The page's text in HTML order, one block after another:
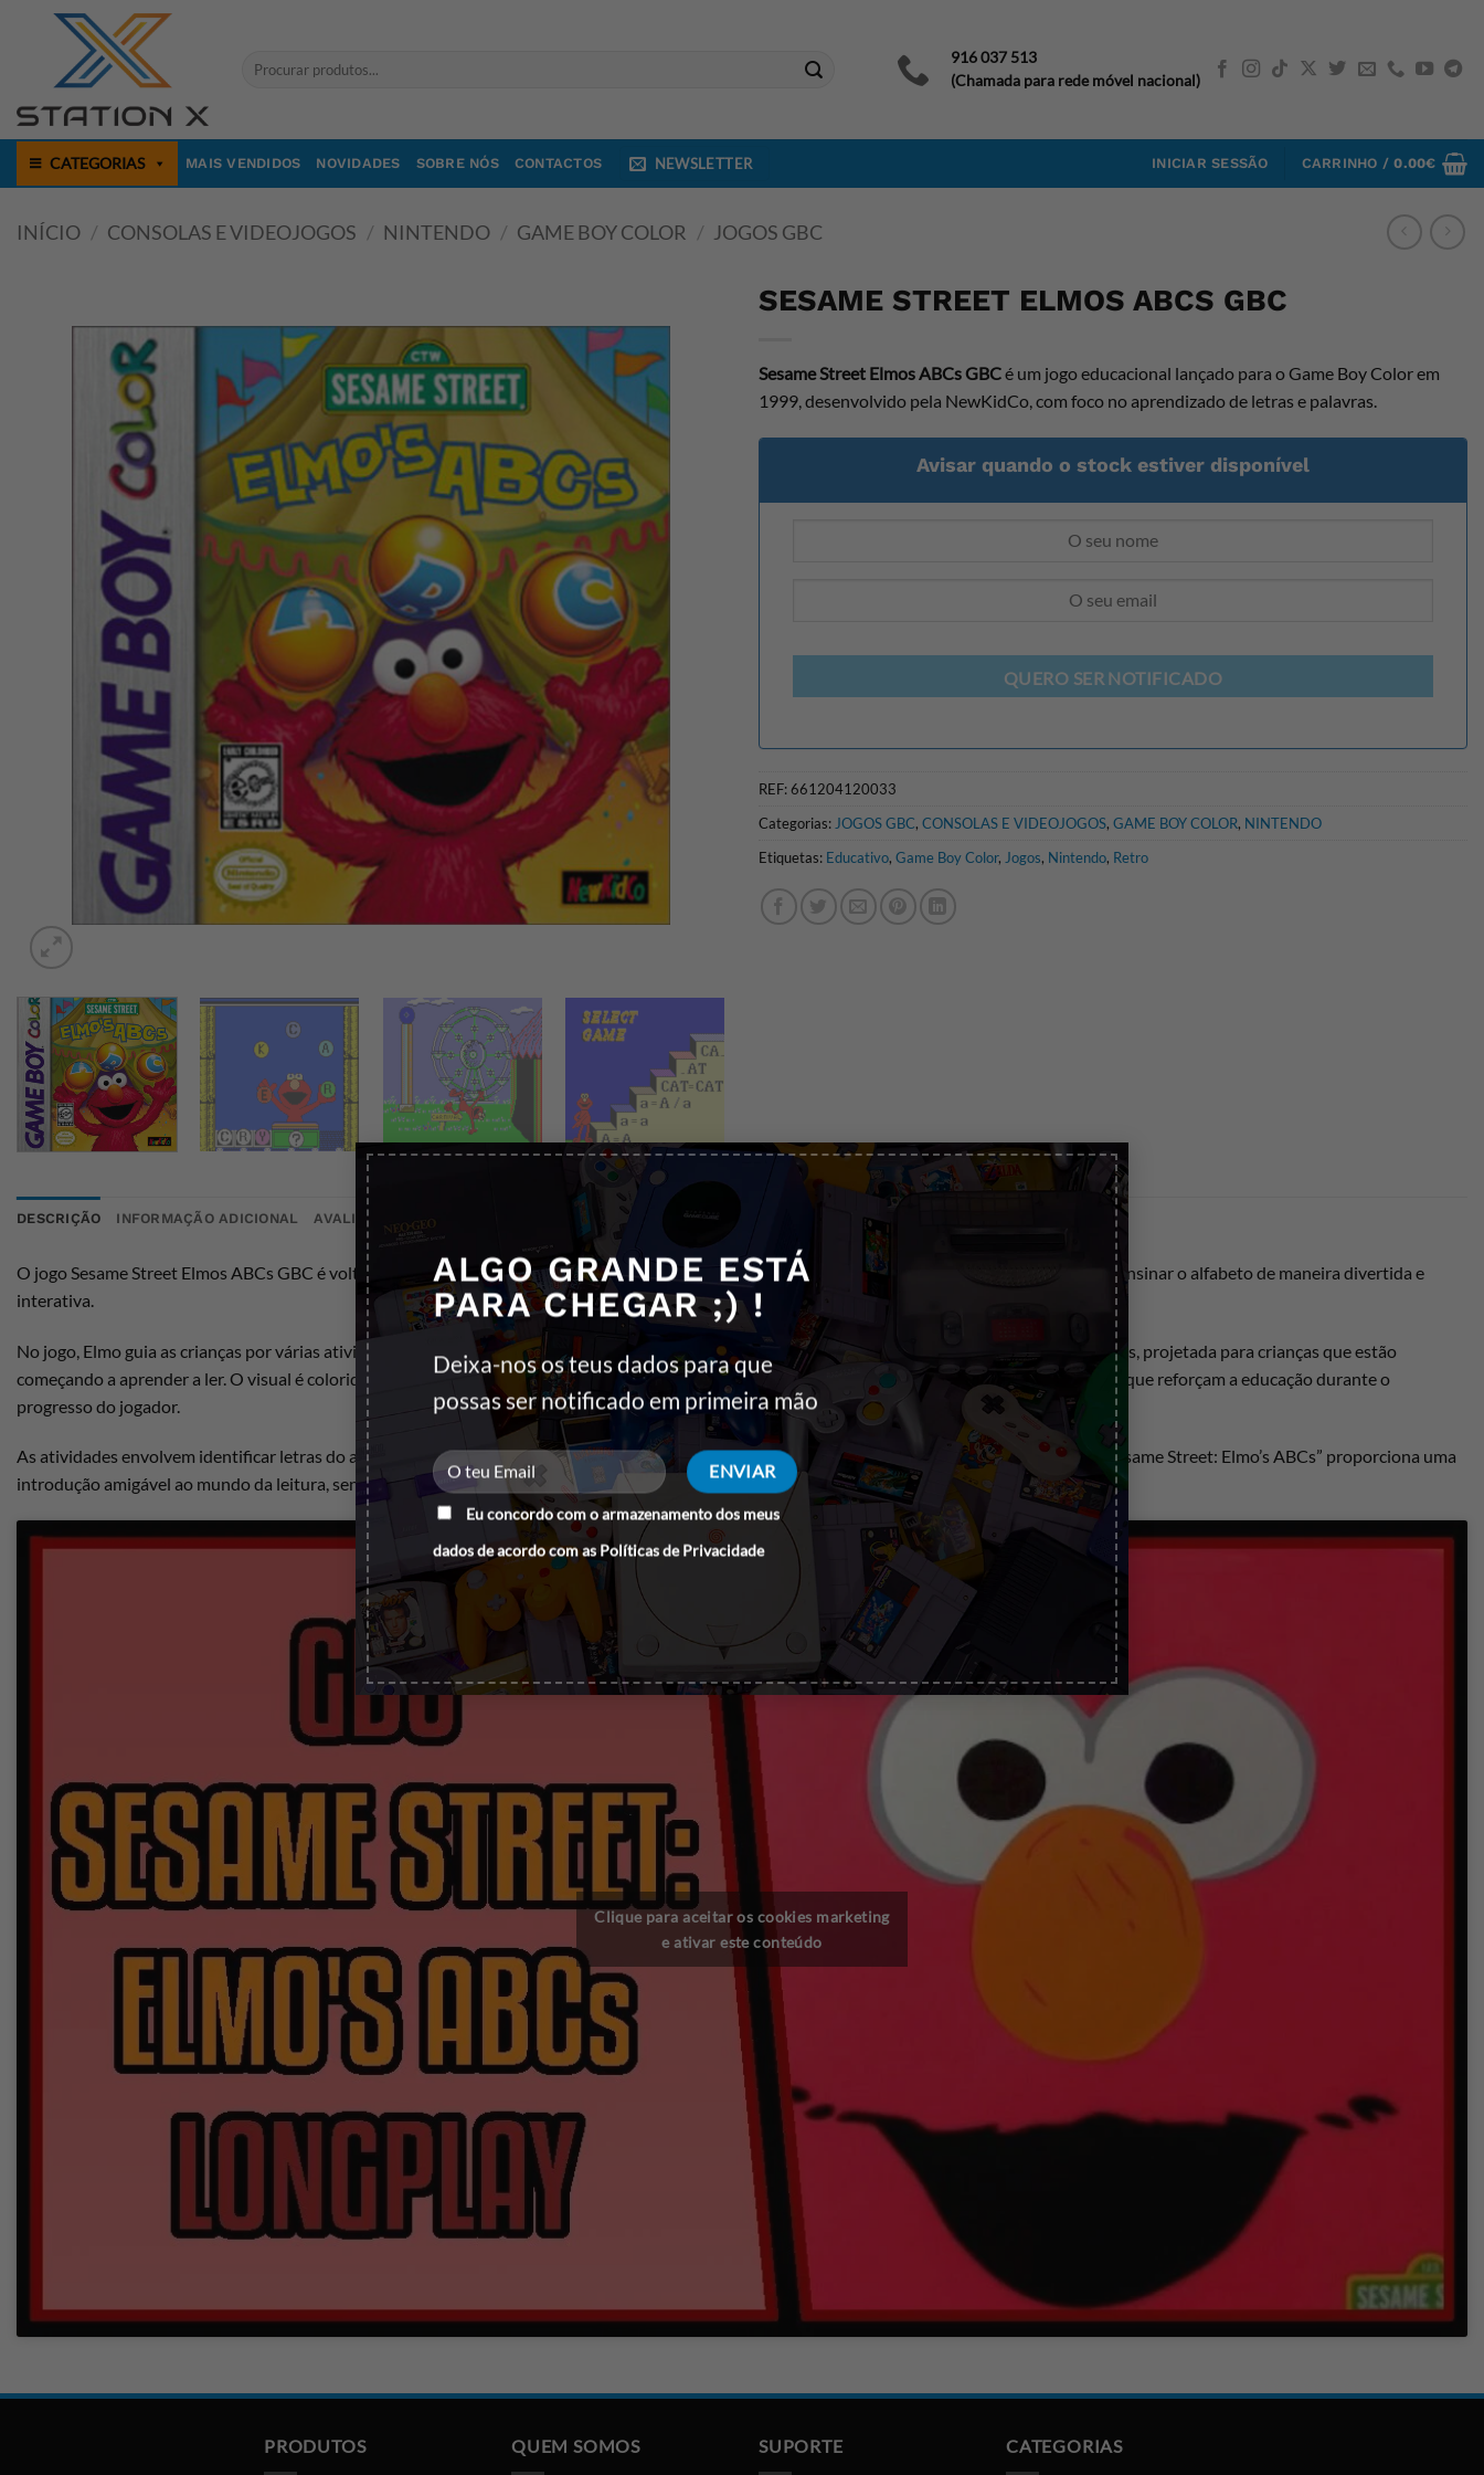
ALGO GRANDE ESTÁ
PARA CHEGAR ;) !
Deixa-nos os teus dados para que
possas ser notificado em primeira mão
Eu concordo com o armazenamento dos meus
dados de acordo com as Políticas de Privacidade
×
Pesquisar
916 037 513
(Chamada para rede móvel nacional)
CATEGORIAS MAIS VENDIDOS NOVIDADES SOBRE NÓS CONTACTOS NEWSLETTER INICIAR SESSÃO CARRINHO /0.00€
INÍCIO / CONSOLAS E VIDEOJOGOS / NINTENDO / GAME BOY COLOR / JOGOS GBC
SESAME STREET ELMOS ABCS GBC
Sesame Street Elmos ABCs GBCé um jogo educacional lançado para o Game Boy Color em
1999, desenvolvido pela NewKidCo, com foco no aprendizado de letras e palavras.
Avisar quando o stock estiver disponível
QUERO SER NOTIFICADO
REF:661204120033
Categorias: JOGOS GBC, CONSOLAS E VIDEOJOGOS, GAME BOY COLOR, NINTENDO
Etiquetas: Educativo, Game Boy Color, Jogos, Nintendo, Retro
DESCRIÇÃO INFORMAÇÃO ADICIONAL AVALIAÇÕES (0)
O jogo Sesame Street Elmos ABCs GBC é voltado principalmente para crianças pequenas, especialmente fãs de “Vila Sésamo”, e tem como objetivo ensinar o alfabeto de maneira divertida e
interativa.
No jogo, Elmo guia as crianças por várias atividades que incentivam o reconhecimento de letras, sons e formação de palavras. A jogabilidade é simples, projetada para crianças que estão
começando a aprender a ler. O visual é colorido e alegre, com gráficos adequados para o público infantil, e a trilha sonora é leve, com efeitos sonoros que reforçam a educação durante o
progresso do jogador.
As atividades envolvem identificar letras do alfabeto, associar palavras às imagens correspondentes, e completar pequenos desafios educativos. “Sesame Street: Elmo’s ABCs” proporciona uma
introdução amigável ao mundo da leitura, sendo um ótimo exemplo de como os videogames podem ser usados como ferramentas educativas.
Clique para aceitar os cookies marketing
e ativar este conteúdo
PRODUTOS QUEM SOMOS SUPORTE CATEGORIAS